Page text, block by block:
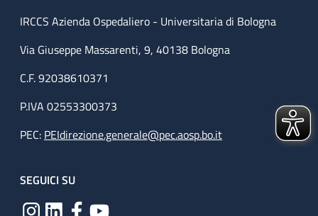
IRCCS Azienda Ospedaliero - Universitaria di Bologna
Via Giuseppe Massarenti, 9, 40138 Bologna
C.F. 92038610371
P.IVA 02553300373
PEC: PEIdirezione.generale@pec.aosp.bo.it
SEGUICI SU